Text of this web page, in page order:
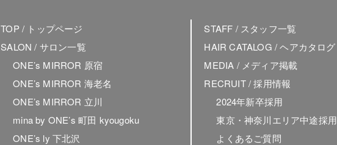
TOP / トップページ
SALON / サロン一覧
ONE’s MIRROR 原宿
ONE’s MIRROR 海老名
ONE’s MIRROR 立川
mina by ONE’s 町田 kyougoku
ONE’s ly 下北沢
STAFF / スタッフ一覧
HAIR CATALOG / ヘアカタログ
MEDIA / メディア掲載
RECRUIT / 採用情報
2024年新卒採用
東京・神奈川エリア中途採用
よくあるご質問